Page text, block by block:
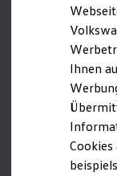
R-
R
Driving
Lifestyle
T-
ID.
Ihnen